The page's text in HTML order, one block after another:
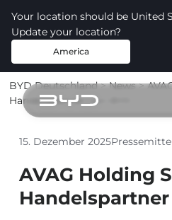
Your location should be United
Update your location?
America
BYD Deutschland>News>
Handelspartner von BYD
15. Dezember 2025
AVAG Holding